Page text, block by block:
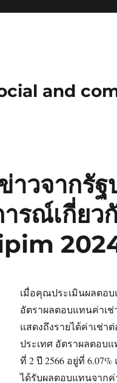
and
าวจากรั
รณ์เกี่ยว
เมื่อคุณประเมินผลตอ
อัตราผลตอบแทนค่าเ
แสดงถึงรายได้ค่าเช่า
ประเทศ อัตราผลตอบ
ที่ 2 ปี 2566 อยู่ที่
ได้รับผลตอบแทนจากค่